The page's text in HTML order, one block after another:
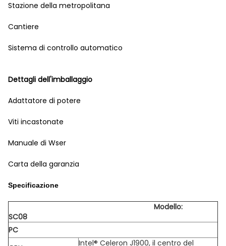
Stazione della metropolitana
Cantiere
Sistema di controllo automatico
Dettagli dell'imballaggio
Adattatore di potere
Viti incastonate
Manuale di Wser
Carta della garanzia
Specificazione
Modello:
SC08
PC
Intel® Celeron J1900, il centro del